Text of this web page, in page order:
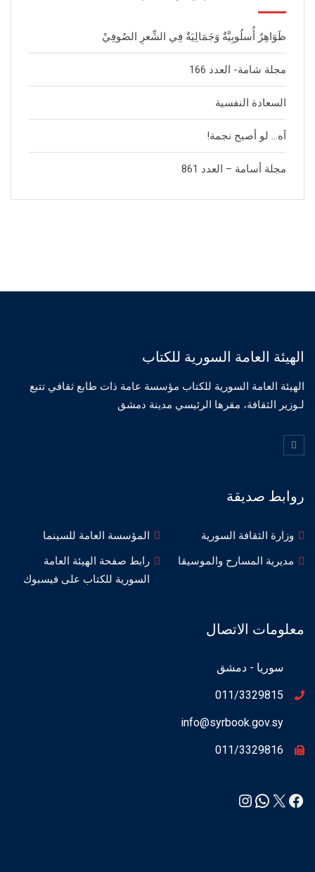
ظَوَاهِرٌ أُسلُوبِيَّةٌ وَجَمَالِيَةٌ فِي الشِّعرِ الصُوفِيْ
مجلة شامة- العدد 166
السعادة النفسية
آه… لو أصبح نجمة!
مجلة أسامة – العدد 861
الهيئة العامة السورية للكتاب
الهيئة العامة السورية للكتاب مؤسسة عامة ذات طابع ثقافي تتبع
لـوزير الثقافة، مقرها الرئيسي مدينة دمشق
روابط صديقة
وزارة الثقافة السورية
المؤسسة العامة للسينما
مديرية المسارح والموسيقا
رابط صفحة الهيئة العامة
السورية للكتاب على فيسبوك
معلومات الاتصال
سوريا - دمشق
011/3329815
info@syrbook.gov.sy
011/3329816
Facebook
X
WhatsApp